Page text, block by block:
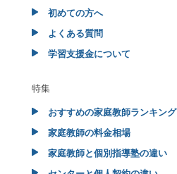
初めての方へ
よくある質問
学習支援金について
特集
おすすめの家庭教師ランキング
家庭教師の料金相場
家庭教師と個別指導塾の違い